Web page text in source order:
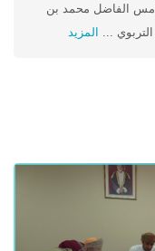
أمس الفاضل محمد بن
... المزيد